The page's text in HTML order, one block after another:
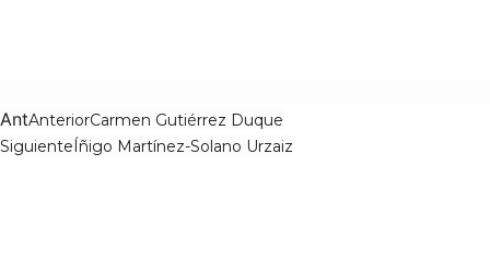
AntAnteriorCarmen Gutiérrez Duque
SiguienteÍñigo Martínez-Solano Urzaiz